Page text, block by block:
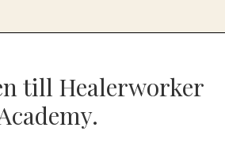
till Healerworker